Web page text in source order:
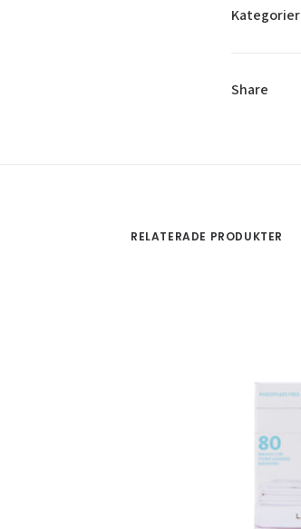
Kategorier
Share
RELATERADE PRODUKTER